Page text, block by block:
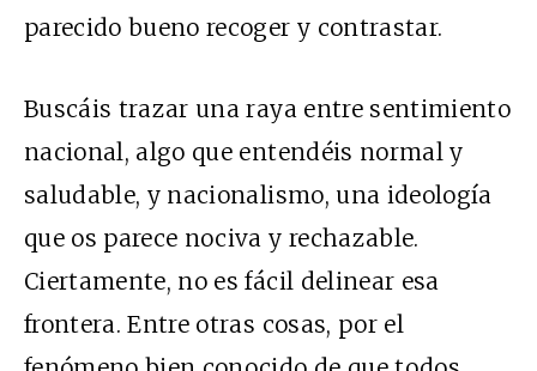
parecido bueno recoger y contrastar.
Buscáis trazar una raya entre sentimiento
nacional, algo que entendéis normal y
saludable, y nacionalismo, una ideología
que os parece nociva y rechazable.
Ciertamente, no es fácil delinear esa
frontera. Entre otras cosas, por el